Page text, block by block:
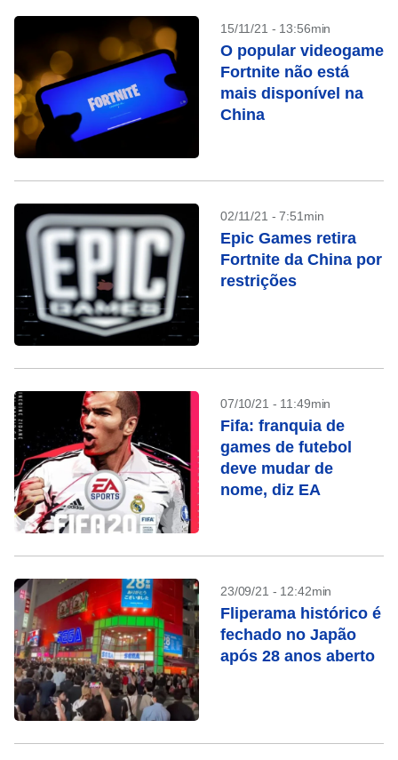
15/11/21 - 13:56min
O popular videogame
Fortnite não está
mais disponível na
China
02/11/21 - 7:51min
Epic Games retira
Fortnite da China por
restrições
07/10/21 - 11:49min
Fifa: franquia de
games de futebol
deve mudar de
nome, diz EA
23/09/21 - 12:42min
Fliperama histórico é
fechado no Japão
após 28 anos aberto